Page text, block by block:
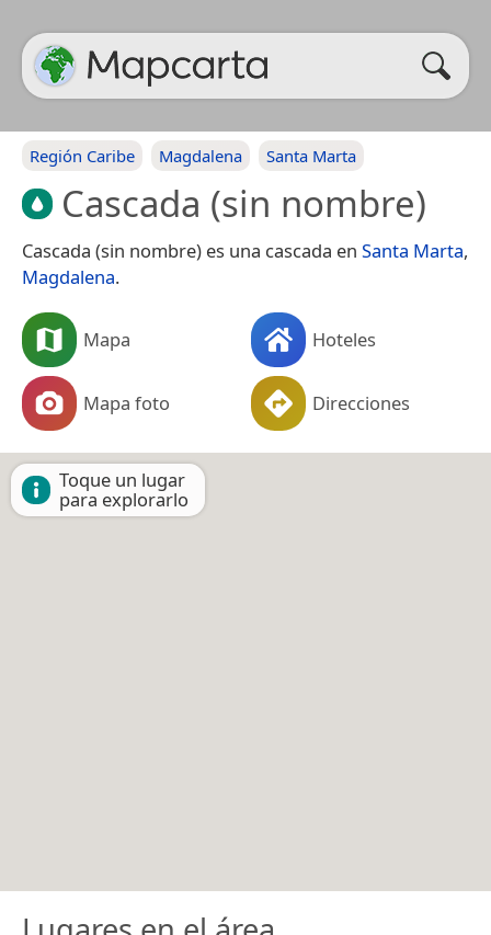
Región Caribe Magdalena Santa Marta
Cascada (sin nombre)
Cascada (sin nombre) es una cascada en Santa Marta,
Magdalena.
Mapa Hoteles
Mapa foto Direcciones
Toque un lugar
para explorarlo